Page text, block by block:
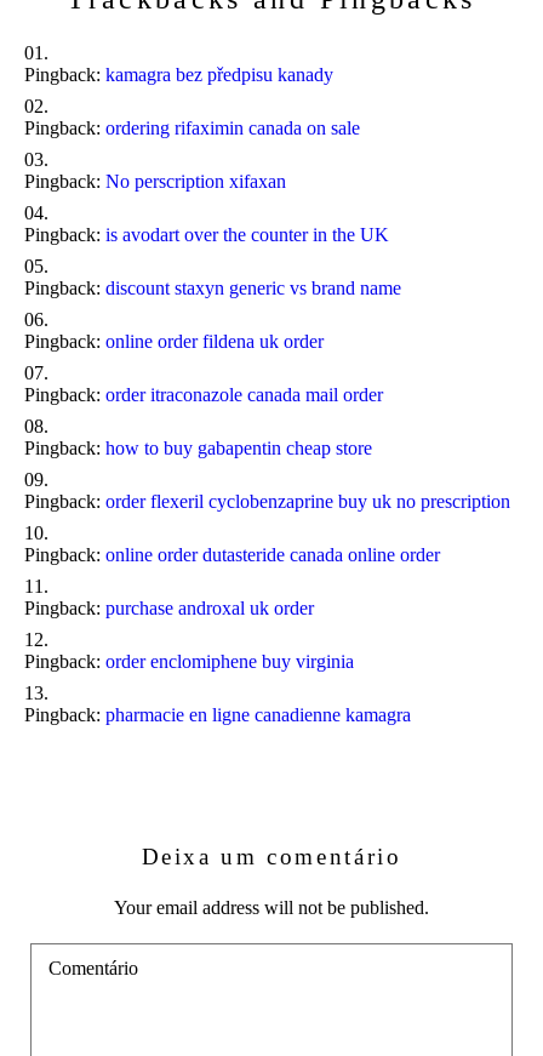
Pingback: kamagra bez předpisu kanady
Pingback: ordering rifaximin canada on sale
Pingback: No perscription xifaxan
Pingback: is avodart over the counter in the UK
Pingback: discount staxyn generic vs brand name
Pingback: online order fildena uk order
Pingback: order itraconazole canada mail order
Pingback: how to buy gabapentin cheap store
Pingback: order flexeril cyclobenzaprine buy uk no prescription
Pingback: online order dutasteride canada online order
Pingback: purchase androxal uk order
Pingback: order enclomiphene buy virginia
Pingback: pharmacie en ligne canadienne kamagra
Deixa um comentário
Your email address will not be published.
Comentário